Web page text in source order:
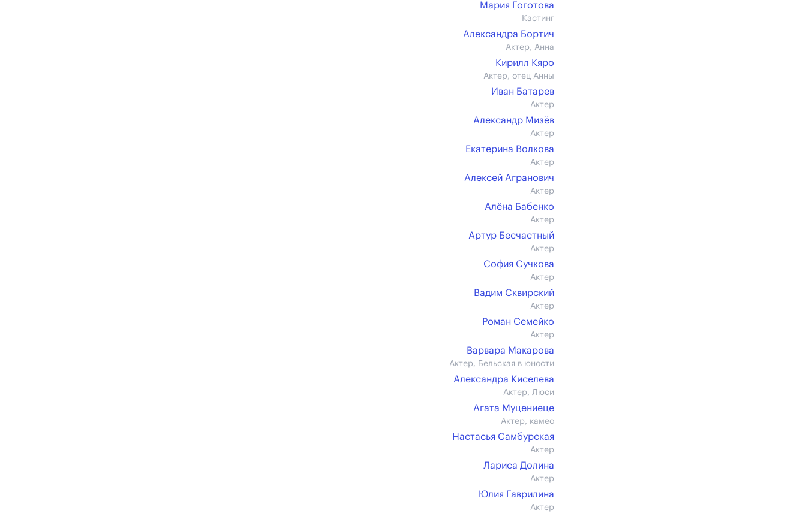
Мария Гоготова
Кастинг
Александра Бортич
Актер, Анна
Кирилл Кяро
Актер, отец Анны
Иван Батарев
Актер
Александр Мизёв
Актер
Екатерина Волкова
Актер
Алексей Агранович
Актер
Алёна Бабенко
Актер
Артур Бесчастный
Актер
София Сучкова
Актер
Вадим Сквирский
Актер
Роман Семейко
Актер
Варвара Макарова
Актер, Бельская в юности
Александра Киселева
Актер, Люси
Агата Муцениеце
Актер, камео
Настасья Самбурская
Актер
Лариса Долина
Актер
Юлия Гаврилина
Актер